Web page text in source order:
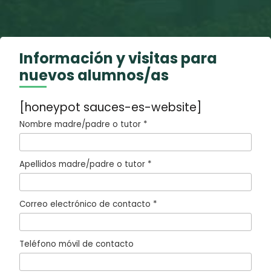
Información y visitas para
nuevos alumnos/as
[honeypot sauces-es-website]
Nombre madre/padre o tutor *
Apellidos madre/padre o tutor *
Correo electrónico de contacto *
Teléfono móvil de contacto